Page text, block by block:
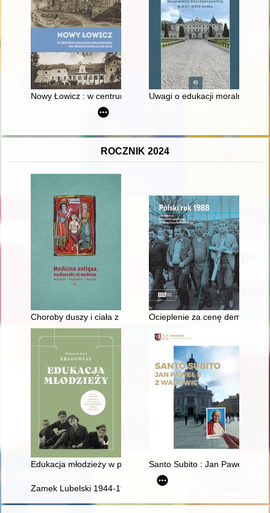
Nowy Łowicz : w centrum poligonu drawskiego od
Uwagi o edukacji moralnej
ROCZNIK 2024
Choroby duszy i ciała z perspektywy zamożnej szlachcianki
Ocieplenie za cenę
Edukacja młodzieży w prasie społeczno-kulturalnej i
Santo Subito : Jan Paweł II z
Zamek Lubelski 1944-1954 : przypomnienie w 70. rocznicę